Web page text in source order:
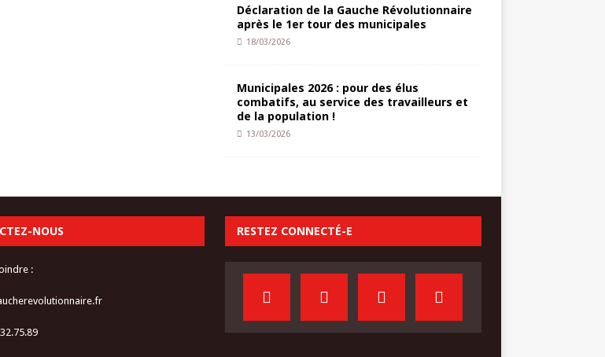
Déclaration de la Gauche Révolutionnaire
après le 1er tour des municipales
18/03/2026
Municipales 2026 : pour des élus
combatifs, au service des travailleurs et
de la population !
13/03/2026
NOUS
:
RESTEZ CONNECTÉ-E